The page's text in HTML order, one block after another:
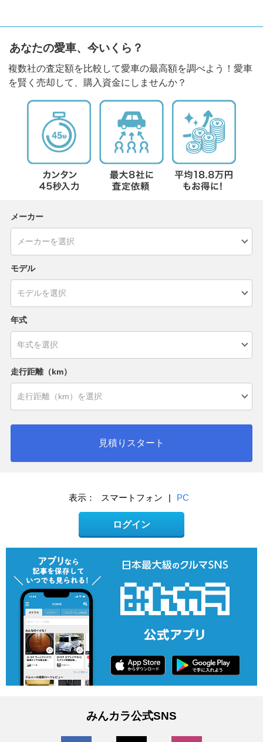
あなたの愛車、今いくら？
複数社の査定額を比較して愛車の最高額を調べよう！愛車
を賢く売却して、購入資金にしませんか？
メーカー
モデル
年式
走行距離（km）
見積りスタート
表示： スマートフォン | PC
ログイン
みんカラ公式SNS